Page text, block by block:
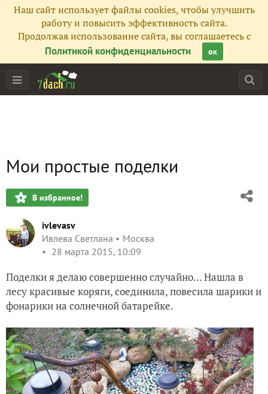
Наш сайт использует файлы cookies, чтобы улучшить
работу и повысить эффективность сайта.
Продолжая использование сайта, вы соглашаетесь с
Политикой конфиденциальности
ок
Мои простые поделки
В избранное!
ivlevasv
Ивлева Светлана
Москва
28 марта 2015, 10:09
Поделки я делаю совершенно случайно… Нашла в
лесу красивые коряги, соединила, повесила шарики и
фонарики на солнечной батарейке.